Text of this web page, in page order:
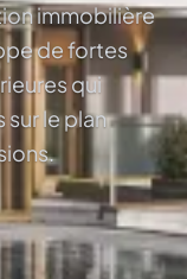
immobilière
de fortes
qui
le plan